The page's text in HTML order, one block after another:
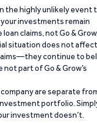
the highly unlikely event
investments remain
claims, not Go &
situation does not affect
continue to
part of Go & Grow’s
company are separate
portfolio.
investment doesn’t.